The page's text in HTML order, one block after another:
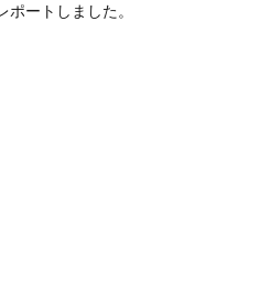
ートしました。